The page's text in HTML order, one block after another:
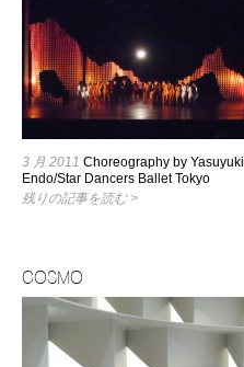
3 月 2011 Choreography by Yasuyuki
Endo/Star Dancers Ballet Tokyo
残りの記事を読む >
COSMO